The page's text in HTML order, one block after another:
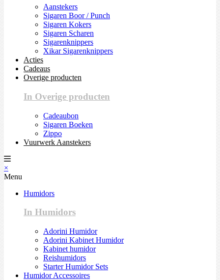
Aanstekers
Sigaren Boor / Punch
Sigaren Kokers
Sigaren Scharen
Sigarenknippers
Xikar Sigarenknippers
Acties
Cadeaus
Overige producten
In Overige producten
Cadeaubon
Sigaren Boeken
Zippo
Vuurwerk Aanstekers
×
Menu
Humidors
In Humidors
Adorini Humidor
Adorini Kabinet Humidor
Kabinet humidor
Reishumidors
Starter Humidor Sets
Humidor Accessoires